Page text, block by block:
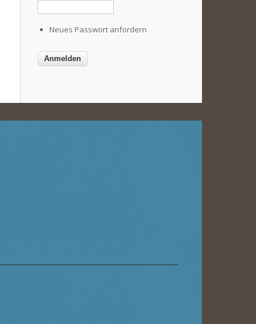
Neues Passwort anfordern